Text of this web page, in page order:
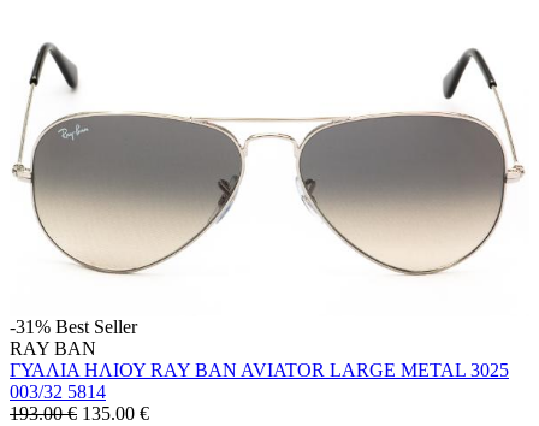
-31% Best Seller
RAY BAN
ΓΥΑΛΙΑ ΗΛΙΟΥ RAY BAN AVIATOR LARGE METAL 3025
003/32 5814
193.00 € 135.00 €